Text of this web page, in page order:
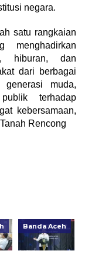
negara.
satu rangkaian
menghadirkan
hiburan, dan
dari berbagai
muda,
terhadap
kebersamaan,
Rencong
Banda Aceh